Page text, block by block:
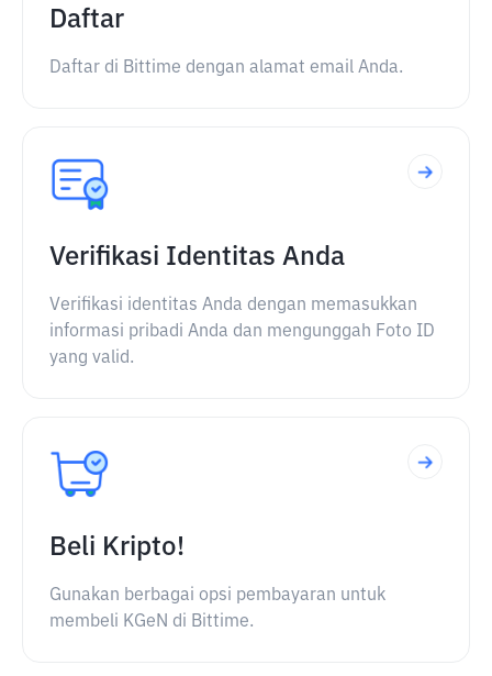
Daftar
Daftar di Bittime dengan alamat email Anda.
Verifikasi Identitas Anda
Verifikasi identitas Anda dengan memasukkan
informasi pribadi Anda dan mengunggah Foto ID
yang valid.
Beli Kripto!
Gunakan berbagai opsi pembayaran untuk
membeli KGeN di Bittime.